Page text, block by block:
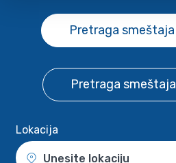
Pretraga smeštaja
Pretraga smeštaja
Lokacija
Unesite lokaciju